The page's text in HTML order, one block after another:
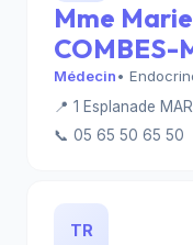
Mme
COMBES-
Médecin•
📍 1 Esplanade
📞 05 65 50 65 50
TR